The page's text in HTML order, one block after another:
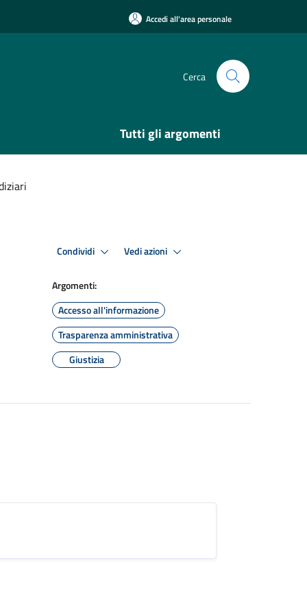
Accedi all'area personale
Cerca
Tutti gli argomenti
Condividi Vedi azioni
Argomenti:
Accesso all'informazione
Trasparenza amministrativa
Giustizia